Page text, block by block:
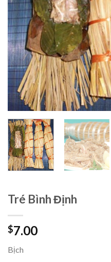
Tré Bình Định
$7.00
Bịch